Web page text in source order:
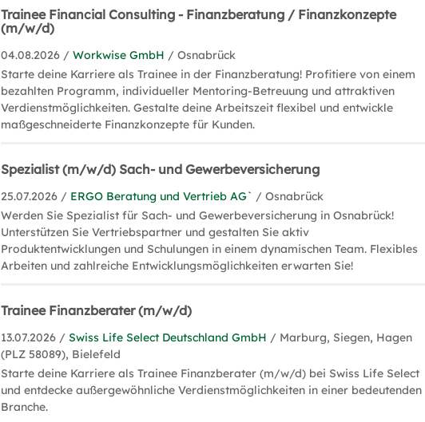
Trainee Financial Consulting - Finanzberatung / Finanzkonzepte
(m/w/d)
04.08.2026 /Workwise GmbH / Osnabrück
Starte deine Karriere als Trainee in der Finanzberatung! Profitiere von einem
bezahlten Programm, individueller Mentoring-Betreuung und attraktiven
Verdienstmöglichkeiten. Gestalte deine Arbeitszeit flexibel und entwickle
maßgeschneiderte Finanzkonzepte für Kunden.
Spezialist (m/w/d) Sach- und Gewerbeversicherung
25.07.2026 / ERGO Beratung und Vertrieb AG` / Osnabrück
Werden Sie Spezialist für Sach- und Gewerbeversicherung in Osnabrück!
Unterstützen Sie Vertriebspartner und gestalten Sie aktiv
Produktentwicklungen und Schulungen in einem dynamischen Team. Flexibles
Arbeiten und zahlreiche Entwicklungsmöglichkeiten erwarten Sie!
Trainee Finanzberater (m/w/d)
13.07.2026 /Swiss Life Select Deutschland GmbH / Marburg, Siegen, Hagen
(PLZ 58089), Bielefeld
Starte deine Karriere als Trainee Finanzberater (m/w/d) bei Swiss Life Select
und entdecke außergewöhnliche Verdienstmöglichkeiten in einer bedeutenden
Branche.